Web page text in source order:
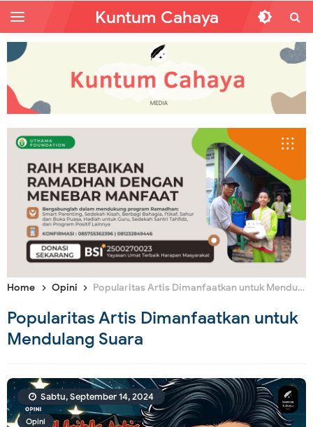
Kuntum Cahaya
Home Opini Popularitas Artis Dimanfaatkan untuk Mendulang Suara
Popularitas Artis Dimanfaatkan untuk
Mendulang Suara
Opini
Sabtu, September 14, 2024